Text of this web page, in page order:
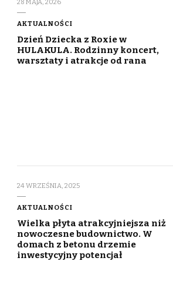
AKTUALNOŚCI
Dzień Dziecka z Roxie w
HULAKULA. Rodzinny koncert,
warsztaty i atrakcje od rana
24 WRZEŚNIA, 2025
AKTUALNOŚCI
Wielka płyta atrakcyjniejsza niż
nowoczesne budownictwo. W
domach z betonu drzemie
inwestycyjny potencjał